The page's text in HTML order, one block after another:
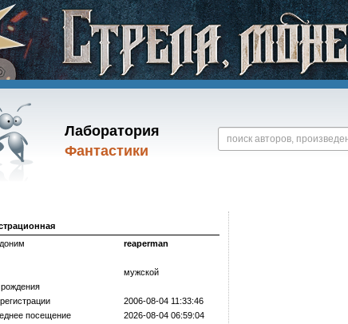
Лаборатория
Фантастики
reaperman
мужской
2006-08-04 11:33:46
посещение
2026-08-04 06:59:04